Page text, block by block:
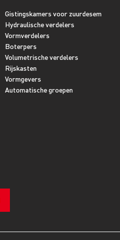
Gistingskamers voor zuurdesem
Hydraulische verdelers
Vormverdelers
Boterpers
Volumetrische verdelers
Rijskasten
Vormgevers
Automatische groepen